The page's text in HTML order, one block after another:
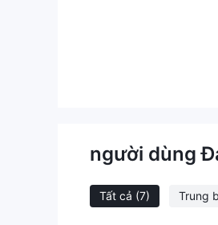
Sau khi thực hiện truy
Trang web của HND
Thiếu minh bạch
Vì HND không giải
ninh giao dịch.
người dùng
Tất cả (7) Trung